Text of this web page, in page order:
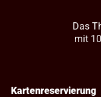
Das
mit
Kartenreservierung